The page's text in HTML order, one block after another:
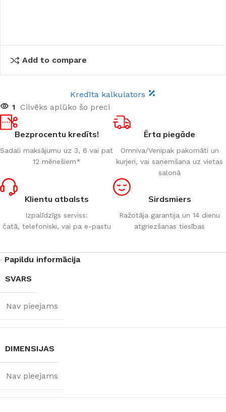
Add to compare
Kredīta kalkulators
1 Cilvēks aplūko šo preci
Bezprocentu kredīts!
Sadali maksājumu uz 3, 6 vai pat
12 mēnešiem*
Ērta piegāde
Omniva/Venipak pakomāti un
kurjeri, vai saņemšana uz vietas
salonā
Klientu atbalsts
Izpalīdzīgs serviss:
čatā, telefoniski, vai pa e-pastu
Sirdsmiers
Ražotāja garantija un 14 dienu
atgriezšanas tiesības
Papildu informācija
SVARS
Nav pieejams
DIMENSIJAS
Nav pieejams